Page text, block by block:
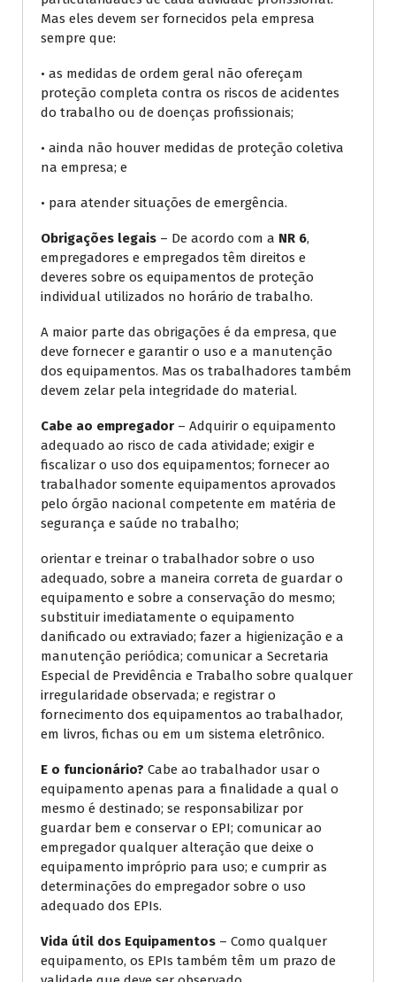
Mas eles devem ser fornecidos pela empresa
sempre que:
• as medidas de ordem geral não ofereçam
proteção completa contra os riscos de acidentes
do trabalho ou de doenças profissionais;
• ainda não houver medidas de proteção coletiva
na empresa; e
• para atender situações de emergência.
Obrigações legais – De acordo com a NR 6,
empregadores e empregados têm direitos e
deveres sobre os equipamentos de proteção
individual utilizados no horário de trabalho.
A maior parte das obrigações é da empresa, que
deve fornecer e garantir o uso e a manutenção
dos equipamentos. Mas os trabalhadores também
devem zelar pela integridade do material.
Cabe ao empregador – Adquirir o equipamento
adequado ao risco de cada atividade; exigir e
fiscalizar o uso dos equipamentos; fornecer ao
trabalhador somente equipamentos aprovados
pelo órgão nacional competente em matéria de
segurança e saúde no trabalho;
orientar e treinar o trabalhador sobre o uso
adequado, sobre a maneira correta de guardar o
equipamento e sobre a conservação do mesmo;
substituir imediatamente o equipamento
danificado ou extraviado; fazer a higienização e a
manutenção periódica; comunicar a Secretaria
Especial de Previdência e Trabalho sobre qualquer
irregularidade observada; e registrar o
fornecimento dos equipamentos ao trabalhador,
em livros, fichas ou em um sistema eletrônico.
E o funcionário? Cabe ao trabalhador usar o
equipamento apenas para a finalidade a qual o
mesmo é destinado; se responsabilizar por
guardar bem e conservar o EPI; comunicar ao
empregador qualquer alteração que deixe o
equipamento impróprio para uso; e cumprir as
determinações do empregador sobre o uso
adequado dos EPIs.
Vida útil dos Equipamentos – Como qualquer
equipamento, os EPIs também têm um prazo de